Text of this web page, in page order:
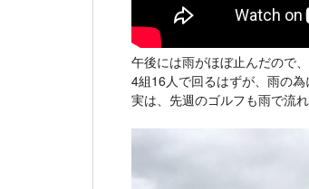
午後には雨がほぼ止んだので
4組16人で回るはずが、雨の為
実は、先週のゴルフも雨で流